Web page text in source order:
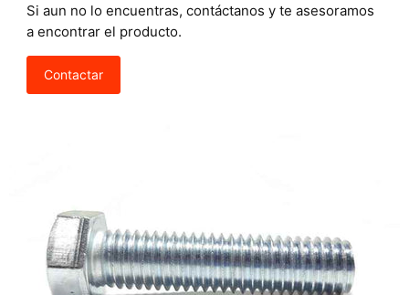
Si aun no lo encuentras, contáctanos y te asesoramos
a encontrar el producto.
Contactar